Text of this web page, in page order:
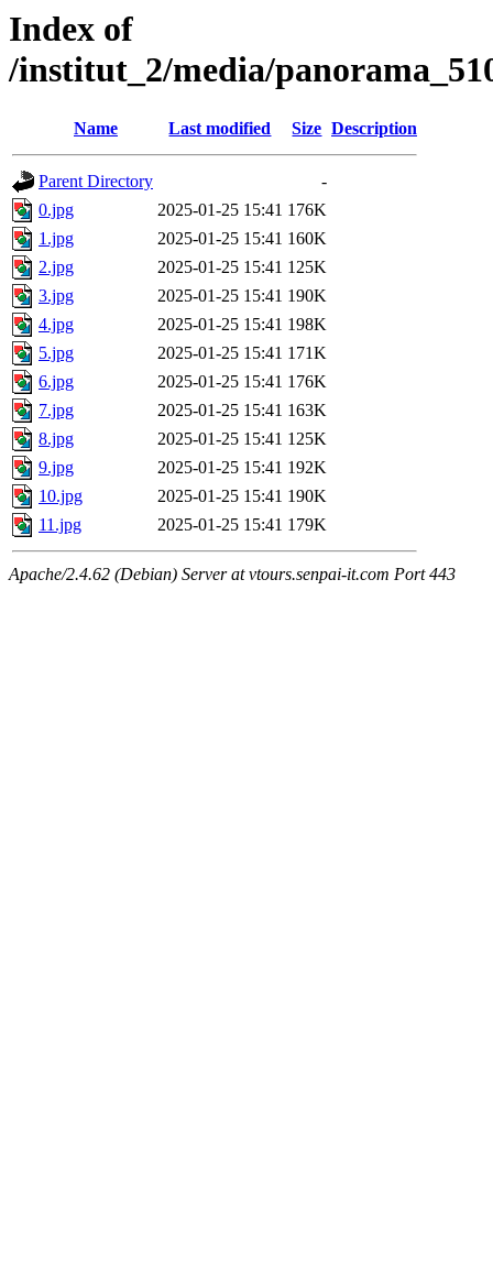
Index of
/institut_2/media/
Name Last modified Size Description
Parent Directory
-
0.jpg
2025-01-25 15:41 176K
1.jpg
2025-01-25 15:41 160K
2.jpg
2025-01-25 15:41 125K
3.jpg
2025-01-25 15:41 190K
4.jpg
2025-01-25 15:41 198K
5.jpg
2025-01-25 15:41 171K
6.jpg
2025-01-25 15:41 176K
7.jpg
2025-01-25 15:41 163K
8.jpg
2025-01-25 15:41 125K
9.jpg
2025-01-25 15:41 192K
10.jpg
2025-01-25 15:41 190K
11.jpg
2025-01-25 15:41 179K
Apache/2.4.62 (Debian) Server at vtours.senpai-it.com Port 443